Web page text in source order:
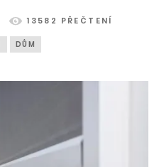
13582 PŘEČTENÍ
DŮM